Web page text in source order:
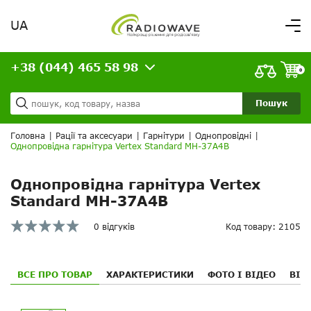
Вітаємо,
увійдіть в особистий кабінет
Доставка та оплата
Кредит
Статті
ВАШЕ ЗАМОВЛЕННЯ
UA
Пошук
+38 (044) 465 58 98 0
Головна Рації та аксесуари Гарнітури Однопровідні
Однопровідна гарнітура Vertex Standard MH-37A4B
Однопровідна гарнітура Vertex
Standard MH-37A4B
0 відгуків Код товару: 2105
ВСЕ ПРО ТОВАР ХАРАКТЕРИСТИКИ ФОТО І ВІДЕО